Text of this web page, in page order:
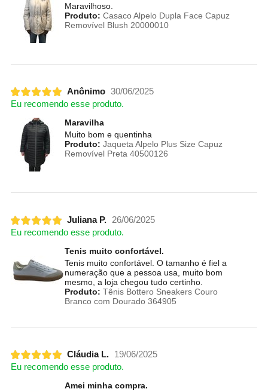
Maravilhoso.
Produto: Casaco Alpelo Dupla Face Capuz
Removível Blush 20000010
Anônimo 30/06/2025
Eu recomendo esse produto.
Maravilha
Muito bom e quentinha
Produto: Jaqueta Alpelo Plus Size Capuz
Removível Preta 40500126
Juliana P.
26/06/2025
Eu recomendo esse produto.
Tenis muito confortável.
Tenis muito confortável. O tamanho é fiel a
numeração que a pessoa usa, muito bom
mesmo, a loja chegou tudo certinho.
Produto: Tênis Bottero Sneakers Couro
Branco com Dourado 364905
Cláudia L.
19/06/2025
Eu recomendo esse produto.
Amei minha compra.